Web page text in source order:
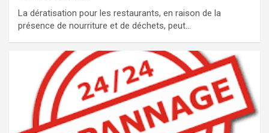
La dératisation pour les restaurants, en raison de la
présence de nourriture et de déchets, peut…